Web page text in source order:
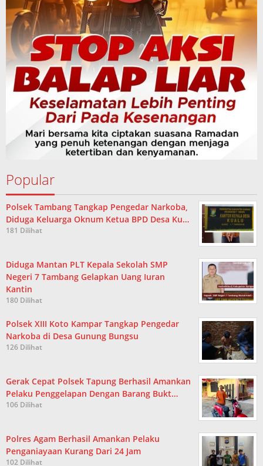
Popular
Polsek Tambang Tangkap Pengedar Narkoba,
Diduga Keluarga Oknum Ketua BPD Desa Ku…
181 Dilihat
Diduga Mantan PLT Kepala Sekolah SMP
Negeri 7 Tambang Gelapkan Uang Iuran
Kantin
180 Dilihat
Polsek XIII Koto Kampar Tangkap Pengedar
Narkoba di Desa Gunung Bungsu
126 Dilihat
Gerak Cepat Polsek Tapung Berhasil Amankan
Pelaku Penggelapan Dengan Barang Bukt…
106 Dilihat
Polres Agam Berhasil Amankan Pelaku
Penganiayaan Kurang Dari 24 Jam
102 Dilihat